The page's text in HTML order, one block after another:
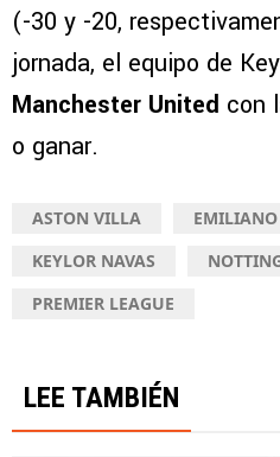
(-30 y -20,
jornada, el equipo de
Manchester United con
o ganar.
ASTON VILLA
KEYLOR NAVAS
PREMIER LEAGUE
LEE TAMBIÉN